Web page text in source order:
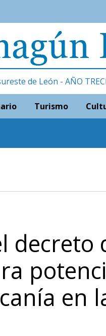
de León - AÑO
Turismo
decreto
en